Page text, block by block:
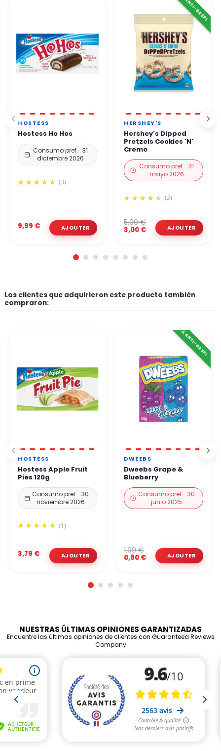
HOSTESS
Hostess Ho Hos
Consumo pref. : 31
diciembre 2026
(3)
9,99 €
⚠️ ANTI-GASPI
HERSHEY'S
Hershey's Dipped
Pretzels Cookies 'N'
Creme
Consumo pref. : 31
mayo 2026
(2)
3,00 €
5,99 €
Los clientes que adquirieron este producto también
compraron:
HOSTESS
Hostess Apple Fruit
Pies 120g
Consumo pref. : 30
noviembre 2026
(1)
3,79 €
⚠️ ANTI-GASPI
DWEEBS
Dweebs Grape &
Blueberry
Consumo pref. : 30
junio 2025
0,80 €
1,99 €
NUESTRAS ÚLTIMAS OPINIONES GARANTIZADAS
Encuentre las últimas opiniones de clientes con Guaranteed Reviews
Company